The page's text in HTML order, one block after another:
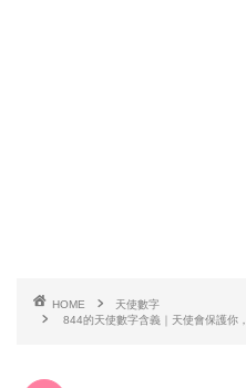
HOME
天使數字
844的天使數字含義｜天使會保護你